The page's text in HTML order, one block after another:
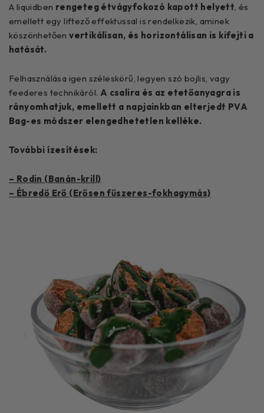
A liquidben rengeteg étvágyfokozó kapott helyett , és
emellett egy liftező effektussal is rendelkezik, aminek
köszönhetőenvertikálisan, és horizontálisan is kifejti a
hatását.
Felhasználása igen széleskörű, legyen szó bojlis, vagy
feederes technikáról. A csalira és az etetőanyagra is
rányomhatjuk, emellett a napjainkban elterjedt PVA
Bag-es módszer elengedhetetlen kelléke.
További ízesítések:
– Rodin (Banán-krill)
– Ébredő Erő (Erősen fűszeres-fokhagymás)